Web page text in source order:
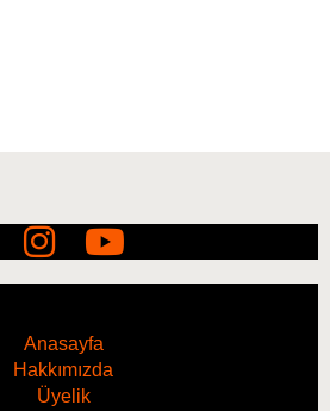
Anasayfa
Hakkımızda
Üyelik